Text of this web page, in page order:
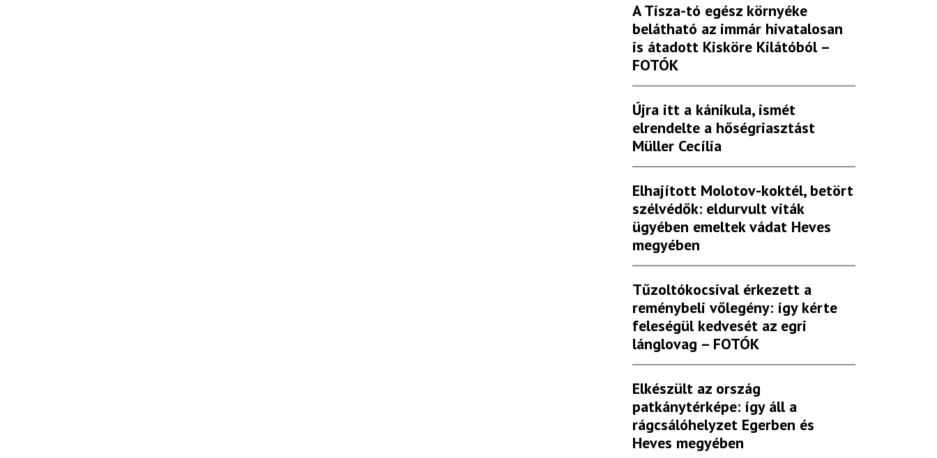
A Tisza-tó egész környéke
belátható az immár hivatalosan
is átadott Kisköre Kilátóból –
FOTÓK
Újra itt a kánikula, ismét
elrendelte a hőségriasztást
Müller Cecília
Elhajított Molotov-koktél, betört
szélvédők: eldurvult viták
ügyében emeltek vádat Heves
megyében
Tűzoltókocsival érkezett a
reménybeli vőlegény: így kérte
feleségül kedvesét az egri
lánglovag – FOTÓK
Elkészült az ország
patkánytérképe: így áll a
rágcsálóhelyzet Egerben és
Heves megyében